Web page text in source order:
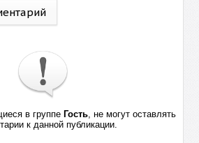
в группе Гость, не могут оставлять
к данной публикации.